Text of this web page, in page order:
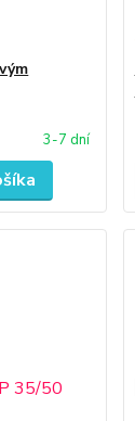
3-7 dní